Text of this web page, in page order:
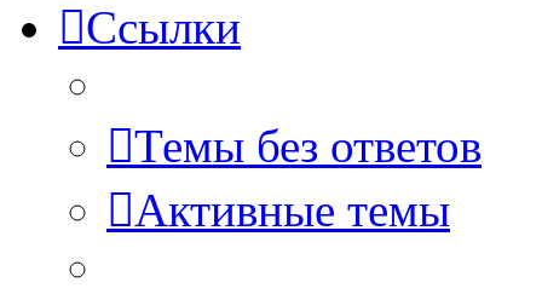
Ссылки
Темы без ответов
Активные темы